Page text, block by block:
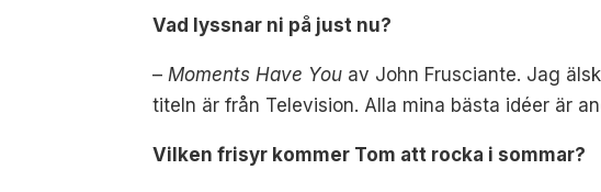
Vad lyssnar ni på just nu?
–Moments Have You av John Frusciante. Jag
titeln är från Television. Alla mina bästa idéer är
Vilken frisyr kommer Tom att rocka i sommar?